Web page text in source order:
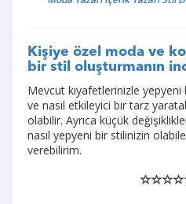
Kişiye özel moda ve
bir stil oluşturmanın
Mevcut kıyafetlerinizle yepyeni
ve nasıl etkileyici bir tarz
olabilir. Ayrıca küçük
nasıl yepyeni bir stilinizin
verebilirim.